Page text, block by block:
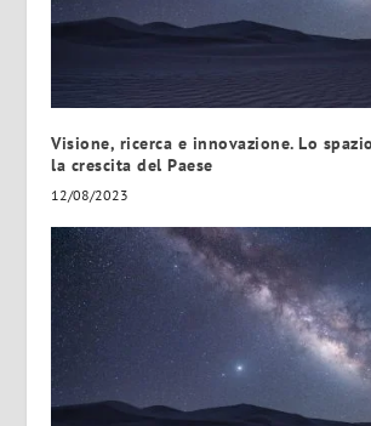
Visione, ricerca e innovazione. Lo
la crescita del Paese
12/08/2023